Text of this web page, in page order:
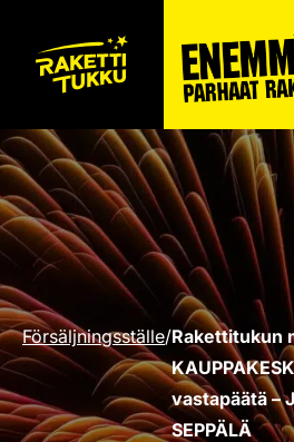
Försäljningsställe/Rakettitukun
vastapäätä –
SEPPÄLÄ